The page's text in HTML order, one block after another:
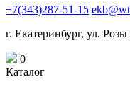
+7(343)287-51-15
г. Екатеринбург, ул.
0
Каталог